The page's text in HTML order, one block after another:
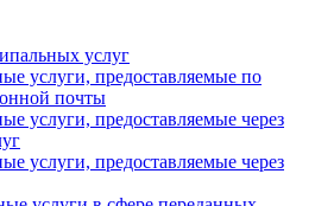
услуг
услуги, предоставляемые по
почты
услуги, предоставляемые через
услуги, предоставляемые через